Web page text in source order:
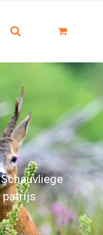
patrijs